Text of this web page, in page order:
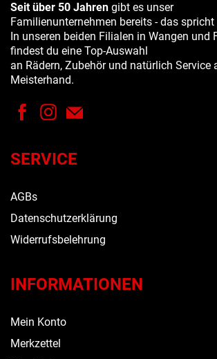
Seit über 50 Jahren gibt es unser
Familienunternehmen bereits - das
In unseren beiden Filialen in Wangen und
findest du eine Top-Auswahl
an Rädern, Zubehör und natürlich Service
Meisterhand.
SERVICE
AGBs
Datenschutzerklärung
Widerrufsbelehrung
INFORMATIONEN
Mein Konto
Merkzettel